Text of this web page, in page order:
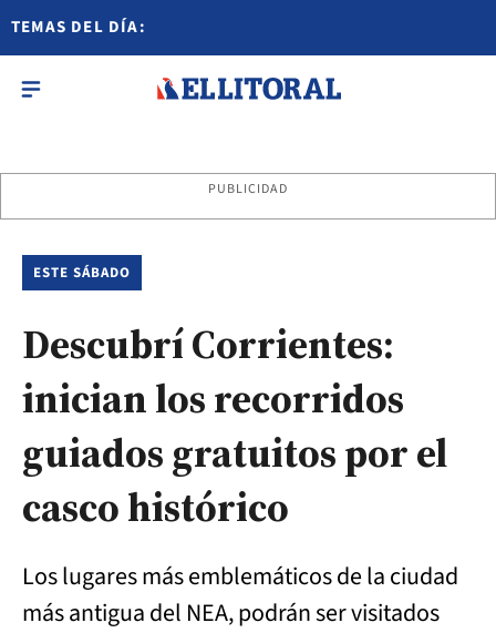
TEMAS DEL DÍA:
PUBLICIDAD
ESTE SÁBADO
Descubrí Corrientes:
inician los recorridos
guiados gratuitos por el
casco histórico
Los lugares más emblemáticos de la ciudad
más antigua del NEA, podrán ser visitados